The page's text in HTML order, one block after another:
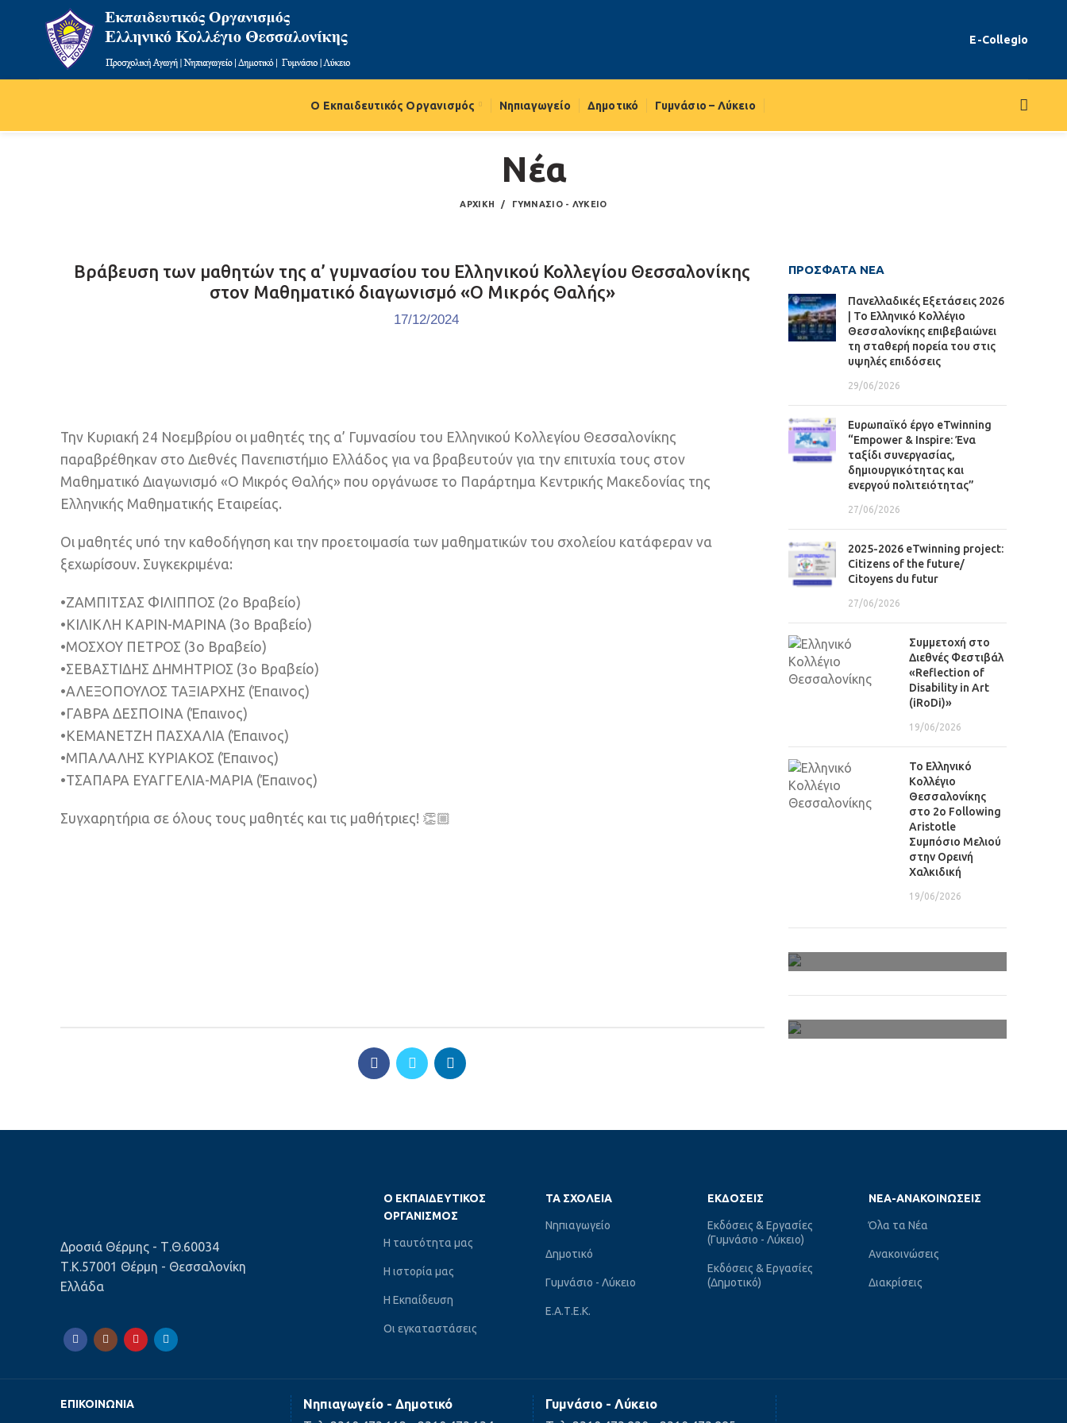
E-Collegio
Ο Εκπαιδευτικός Οργανισμός Νηπιαγωγείο Δημοτικό Γυμνάσιο – Λύκειο
Νέα
ΑΡΧΙΚΉ ΓΥΜΝΆΣΙΟ - ΛΎΚΕΙΟ
Βράβευση των μαθητών της α’ γυμνασίου του Ελληνικού Κολλεγίου Θεσσαλονίκης
στον Μαθηματικό διαγωνισμό «Ο Μικρός Θαλής»
17/12/2024
Την Κυριακή 24 Νοεμβρίου οι μαθητές της α’ Γυμνασίου του Ελληνικού Κολλεγίου Θεσσαλονίκης
παραβρέθηκαν στο Διεθνές Πανεπιστήμιο Ελλάδος για να βραβευτούν για την επιτυχία τους στον
Μαθηματικό Διαγωνισμό «Ο Μικρός Θαλής» που οργάνωσε το Παράρτημα Κεντρικής Μακεδονίας της
Ελληνικής Μαθηματικής Εταιρείας.
Οι μαθητές υπό την καθοδήγηση και την προετοιμασία των μαθηματικών του σχολείου κατάφεραν να
ξεχωρίσουν. Συγκεκριμένα:
•ΖΑΜΠΙΤΣΑΣ ΦΙΛΙΠΠΟΣ (2ο Βραβείο)
•ΚΙΛΙΚΛΗ ΚΑΡΙΝ-ΜΑΡΙΝΑ (3ο Βραβείο)
•ΜΟΣΧΟΥ ΠΕΤΡΟΣ (3ο Βραβείο)
•ΣΕΒΑΣΤΙΔΗΣ ΔΗΜΗΤΡΙΟΣ (3ο Βραβείο)
•ΑΛΕΞΟΠΟΥΛΟΣ ΤΑΞΙΑΡΧΗΣ (Έπαινος)
•ΓΑΒΡΑ ΔΕΣΠΟΙΝΑ (Έπαινος)
•ΚΕΜΑΝΕΤΖΗ ΠΑΣΧΑΛΙΑ (Έπαινος)
•ΜΠΑΛΑΛΗΣ ΚΥΡΙΑΚΟΣ (Έπαινος)
•ΤΣΑΠΑΡΑ ΕΥΑΓΓΕΛΙΑ-ΜΑΡΙΑ (Έπαινος)
Συγχαρητήρια σε όλους τους μαθητές και τις μαθήτριες! 👏🏼
ΠΡΌΣΦΑΤΑ ΝΈΑ
Πανελλαδικές Εξετάσεις 2026
| Το Ελληνικό Κολλέγιο
Θεσσαλονίκης επιβεβαιώνει
τη σταθερή πορεία του στις
υψηλές επιδόσεις
29/06/2026
Eυρωπαϊκό έργο eTwinning
“Empower & Inspire: Ένα
ταξίδι συνεργασίας,
δημιουργικότητας και
ενεργού πολιτειότητας”
27/06/2026
2025-2026 eTwinning project:
Citizens of the future/
Citoyens du futur
27/06/2026
Συμμετοχή στο
Διεθνές Φεστιβάλ
«Reflection of
Disability in Art
(iRoDi)»
19/06/2026
Το Ελληνικό
Κολλέγιο
Θεσσαλονίκης
στο 2ο Following
Aristotle
Συμπόσιο Μελιού
στην Ορεινή
Χαλκιδική
19/06/2026
Αρχείο Πολυμέσων
Ανθολόγια
Δροσιά Θέρμης - Τ.Θ.60034
Τ.Κ.57001 Θέρμη - Θεσσαλονίκη
Ελλάδα
Ο ΕΚΠΑΙΔΕΥΤΙΚΌΣ
ΟΡΓΑΝΙΣΜΌΣ
Η ταυτότητα μας
Η ιστορία μας
Η Εκπαίδευση
Οι εγκαταστάσεις
ΤΑ ΣΧΟΛΕΊΑ
Νηπιαγωγείο
Δημοτικό
Γυμνάσιο - Λύκειο
Ε.Α.Τ.Ε.Κ.
ΕΚΔΌΣΕΙΣ
Εκδόσεις & Εργασίες
(Γυμνάσιο - Λύκειο)
Εκδόσεις & Εργασίες
(Δημοτικό)
ΝΈΑ-ΑΝΑΚΟΙΝΏΣΕΙΣ
Όλα τα Νέα
Ανακοινώσεις
Διακρίσεις
ΕΠΙΚΟΙΝΩΝΊΑ
Νηπιαγωγείο - Δημοτικό
Γυμνάσιο - Λύκειο